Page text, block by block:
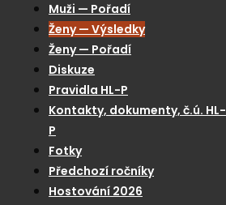
Muži — Pořadí
Ženy — Výsledky
Ženy — Pořadí
Diskuze
Pravidla HL-P
Kontakty, dokumenty, č.ú. HL-
P
Fotky
Předchozí ročníky
Hostování 2026